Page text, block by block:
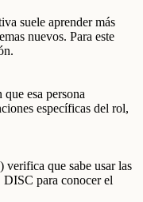
suele aprender más
nuevos. Para este
esa persona
específicas del rol,
que sabe usar las
para conocer el